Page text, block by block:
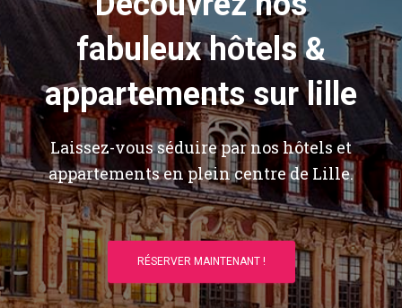
fabuleux hôtels &
appartements sur lille
Laissez-vous séduire par nos hôtels et
appartements en plein centre de Lille.
RÉSERVER MAINTENANT !